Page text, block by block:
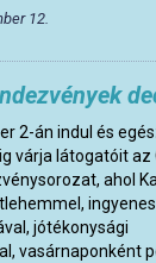
12.
2-án indul és
várja látogatóit az
ahol
ingyenes
jótékonysági
vasárnaponként